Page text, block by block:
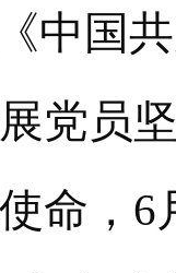
中国
党员
命， 6